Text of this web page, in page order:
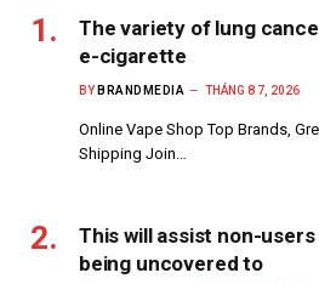
The variety of lung
e-cigarette
BY BRANDMEDIA THÁNG 8 7, 2026
Online Vape Shop Top Brands,
Shipping Join…
This will assist non-
being uncovered to